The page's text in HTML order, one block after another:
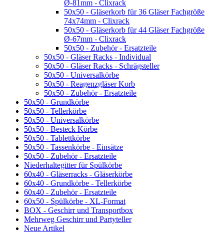
Ø-81mm - Clixrack
50x50 - Gläserkorb für 36 Gläser Fachgröße
74x74mm - Clixrack
50x50 - Gläserkorb für 44 Gläser Fachgröße
Ø-67mm - Clixrack
50x50 - Zubehör - Ersatzteile
50x50 - Gläser Racks - Individual
50x50 - Gläser Racks - Schrägsteller
50x50 - Universalkörbe
50x50 - Reagenzgläser Korb
50x50 - Zubehör - Ersatzteile
50x50 - Grundkörbe
50x50 - Tellerkörbe
50x50 - Universalkörbe
50x50 - Besteck Körbe
50x50 - Tablettkörbe
50x50 - Tassenkörbe - Einsätze
50x50 - Zubehör - Ersatzteile
Niederhaltegitter für Spülkörbe
60x40 - Gläserracks - Gläserkörbe
60x40 - Grundkörbe - Tellerkörbe
60x40 - Zubehör - Ersatzteile
60x50 - Spülkörbe - XL-Format
BOX - Geschirr und Transportbox
Mehrweg Geschirr und Partyteller
Neue Artikel